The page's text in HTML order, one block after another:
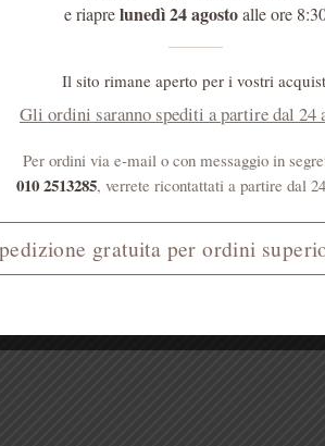
e riaprelunedì 24 agostoalle ore
Il sito rimane aperto per i vostri
Gli ordini saranno spediti a partire dal 24
Per ordini via e-mail o con messaggio in
010 2513285, verrete ricontattati a partire dal
gratuita per ordini